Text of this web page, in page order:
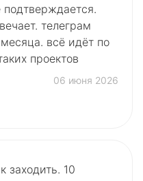
подтверждается.
телеграм
всё идёт по
проектов
06 июня 2026
заходить. 10